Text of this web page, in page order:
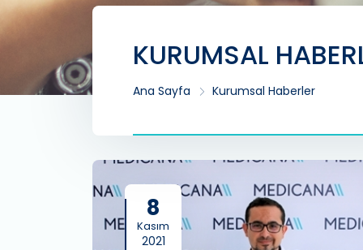
KURUMSAL
Ana Sayfa Kurumsal Haberler
8
Kasım
2021